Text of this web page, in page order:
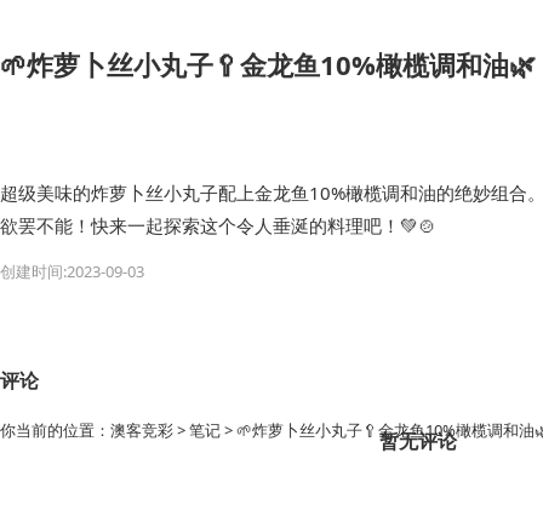
🌱炸萝卜丝小丸子🥄金龙鱼10%橄榄调和油🌿
超级美味的炸萝卜丝小丸子配上金龙鱼10%橄榄调和油的绝妙组
欲罢不能！快来一起探索这个令人垂涎的料理吧！💚🍲
创建时间:2023-09-03
评论
暂无评论
你当前的位置： 澳客竞彩>笔记> 🌱炸萝卜丝小丸子🥄金龙鱼10%橄榄调和油